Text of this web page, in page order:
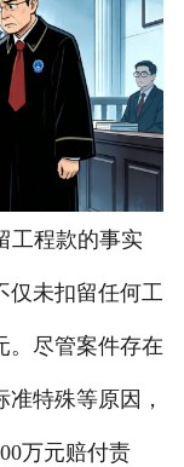
工程款的事实
仅未扣留任何工
。尽管案件存在
特殊等原因，
万元赔付责